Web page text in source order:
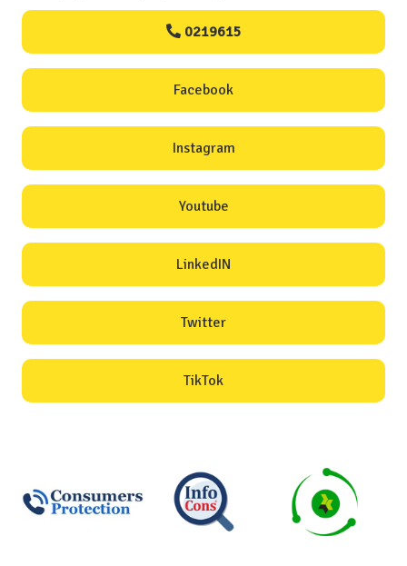
0219615
Facebook
Instagram
Youtube
LinkedIN
Twitter
TikTok